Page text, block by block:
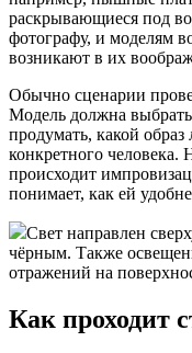
раскрывающиеся под
фотографу, и моделям
возникают в их
Обычно сценарии
Модель должна
продумать, какой
конкретного человека.
происходит
понимает, как ей
Свет направлен
чёрным. Также
отражений на
Как проходит